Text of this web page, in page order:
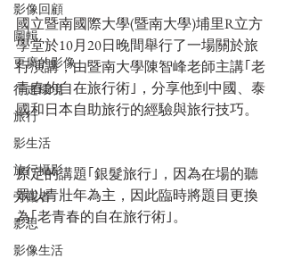
影像回顧
圖輯
更廣的影像
行走環境
旅行
影生活
旅行攝影
旁觀者
影思
影像生活
國立暨南國際大學(暨南大學)埔里R立方
學堂於10月20日晚間舉行了一場關於旅
行演講，由暨南大學陳智峰老師主講｢老
青春的自在旅行術｣，分享他到中國、泰
國和日本自助旅行的經驗與旅行技巧。
原定的講題｢銀髮旅行｣，因為在場的聽
眾以青壯年為主，因此臨時將題目更換
為｢老青春的自在旅行術｣。